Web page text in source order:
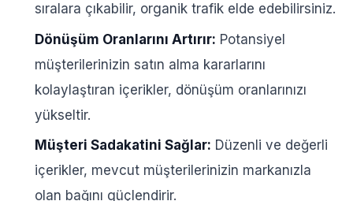
sıralara çıkabilir, organik trafik elde edebilirsiniz.
Dönüşüm Oranlarını Artırır: Potansiyel
müşterilerinizin satın alma kararlarını
kolaylaştıran içerikler, dönüşüm oranlarınızı
yükseltir.
Müşteri Sadakatini Sağlar: Düzenli ve değerli
içerikler, mevcut müşterilerinizin markanızla
olan bağını güçlendirir.